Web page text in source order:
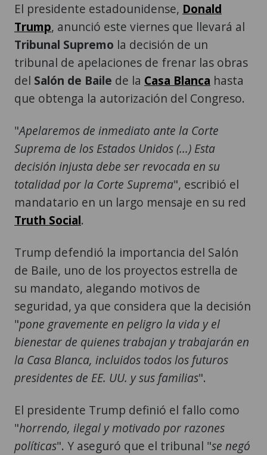
El presidente estadounidense, Donald
Trump, anunció este viernes que llevará al
Tribunal Supremo la decisión de un
tribunal de apelaciones de frenar las obras
del Salón de Baile de la Casa Blanca hasta
que obtenga la autorización del Congreso.
"Apelaremos de inmediato ante la Corte
Suprema de los Estados Unidos (...) Esta
decisión injusta debe ser revocada en su
totalidad por la Corte Suprema", escribió el
mandatario en un largo mensaje en su red
Truth Social.
Trump defendió la importancia del Salón
de Baile, uno de los proyectos estrella de
su mandato, alegando motivos de
seguridad, ya que considera que la decisión
"pone gravemente en peligro la vida y el
bienestar de quienes trabajan y trabajarán en
la Casa Blanca, incluidos todos los futuros
presidentes de EE. UU. y sus familias".
El presidente Trump definió el fallo como
"horrendo, ilegal y motivado por razones
políticas". Y aseguró que el tribunal "se negó